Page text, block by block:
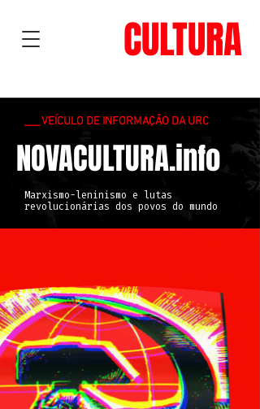
CULTURA
___ VEÍCULO DE INFORMAÇÃO DA URC
NOVACULTURA.info
Marxismo-leninismo e lutas
revolucionárias dos povos do mundo